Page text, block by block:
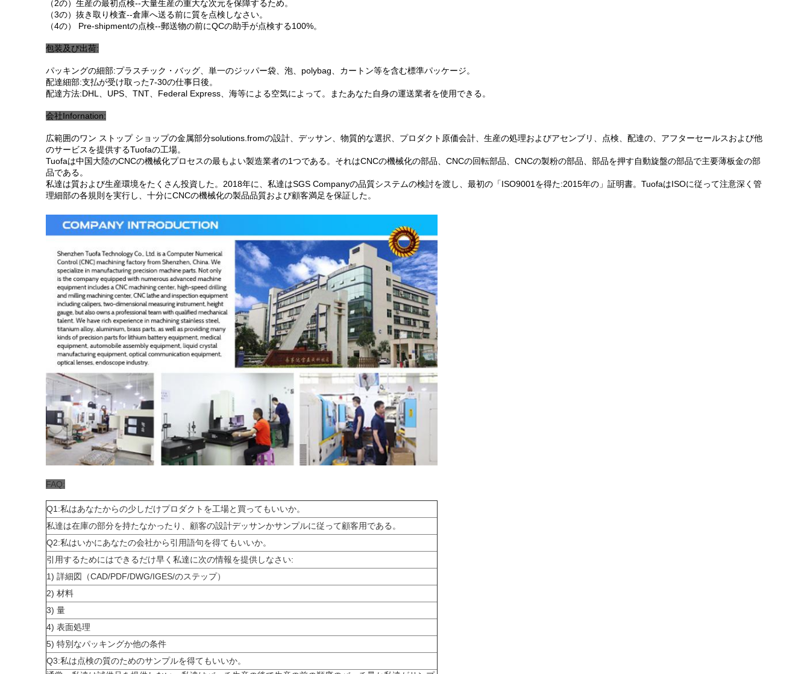
（2の）生産の最初点検--大量生産の重大な次元を保障するため。
（3の）抜き取り検査--倉庫へ送る前に質を点検しなさい。
（4の） Pre-shipmentの点検--郵送物の前にQCの助手が点検する100%。
包装及び出荷:
パッキングの細部:プラスチック・バッグ、単一のジッパー袋、泡、polybag、カートン等を含む標準パッケージ。
配達細部:支払が受け取った7-30の仕事日後。
配達方法:DHL、UPS、TNT、Federal Express、海等による空気によって。またあなた自身の運送業者を使用できる。
会社Infornation:
広範囲のワン ストップ ショップの金属部分solutions.fromの設計、デッサン、物質的な選択、プロダクト原価会計、生産の処理およびアセンブリ、点検、配達の、アフターセールスおよび他
のサービスを提供するTuofaの工場。
Tuofaは中国大陸のCNCの機械化プロセスの最もよい製造業者の1つである。それはCNCの機械化の部品、CNCの回転部品、CNCの製粉の部品、部品を押す自動旋盤の部品で主要薄板金の部
品である。
私達は質および生産環境をたくさん投資した。2018年に、私達はSGS Companyの品質システムの検討を渡し、最初の「ISO9001を得た:2015年の」証明書。TuofaはISOに従って注意深く管
理細部の各規則を実行し、十分にCNCの機械化の製品品質および顧客満足を保証した。
FAQ:
Q1:私はあなたからの少しだけプロダクトを工場と買ってもいいか。
私達は在庫の部分を持たなかったり、顧客の設計デッサンかサンプルに従って顧客用である。
Q2:私はいかにあなたの会社から引用語句を得てもいいか。
引用するためにはできるだけ早く私達に次の情報を提供しなさい:
1) 詳細図（CAD/PDF/DWG/IGES/のステップ）
2) 材料
3) 量
4) 表面処理
5) 特別なパッキングか他の条件
Q3:私は点検の質のためのサンプルを得てもいいか。